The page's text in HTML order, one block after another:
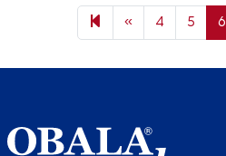
«Previous page
4 5 6